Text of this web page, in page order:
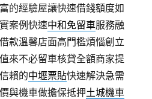
的經驗屋讓快速借錢額度如
案例快速中和免留車服務融
款溫馨店面高門檻煩惱創立
來不必留車核貸全額商家提
賴的中壢票貼快速解決急需
與機車做擔保抵押土城機車